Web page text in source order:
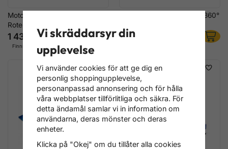
Motorstativ 450 kg – Robust &
Roterande
1 436 kr
Finns ej i lager
BGS Motorstativ 450 kg – 360°
2 316 kr
Vi skräddarsyr din
upplevelse
Vi använder cookies för att ge dig en
personlig shoppingupplevelse,
personanpassad annonsering och för hålla
våra webbplatser tillförlitliga och säkra. För
detta ändamål samlar vi in information om
användarna, deras mönster och deras
enheter.
Klicka på "Okej" om du tillåter alla cookies